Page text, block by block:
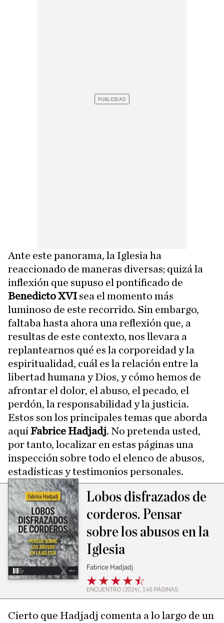
Ante este panorama, la Iglesia ha
reaccionado de maneras diversas; quizá la
inflexión que supuso el pontificado de
Benedicto XVIsea el momento más
luminoso de este recorrido. Sin embargo,
faltaba hasta ahora una reflexión que, a
resultas de este contexto, nos llevara a
replantearnos qué es la corporeidad y la
espiritualidad, cuál es la relación entre la
libertad humana y Dios, y cómo hemos de
afrontar el dolor, el abuso, el pecado, el
perdón, la responsabilidad y la justicia.
Estos son los principales temas que aborda
aquí Fabrice Hadjadj. No pretenda usted,
por tanto, localizar en estas páginas una
inspección sobre todo el elenco de abusos,
estadísticas y testimonios personales.
ENCUENTRO (2024), 146 PÁGINAS
Lobos disfrazados de
corderos. Pensar
sobre los abusos en la
Iglesia
Fabrice Hadjadj
Cierto que Hadjadj comenta a lo largo de un